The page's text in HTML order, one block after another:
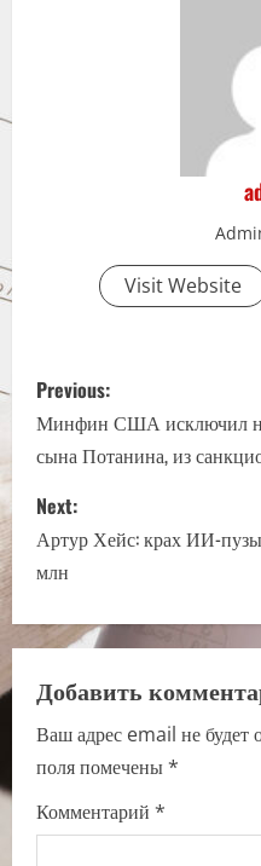
Visit Website
P
o
s
t
n
a
v
i
g
a
Previous:
Минфин США исключил
сына Потанина, из
Next:
Артур Хейс: крах ИИ-
млн
Добавить
Ваш адрес email не будет
поля помечены*
Комментарий *